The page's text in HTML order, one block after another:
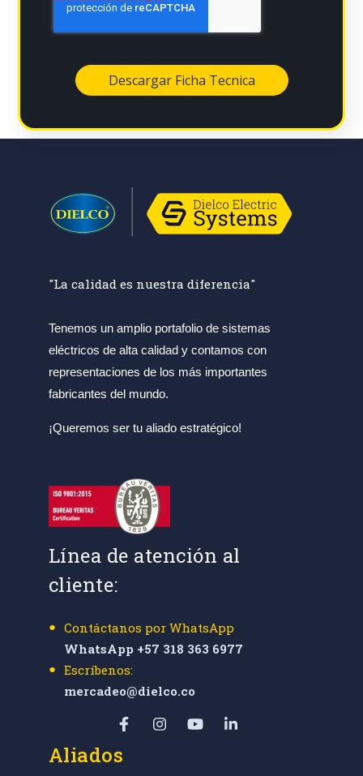
"La calidad es nuestra diferencia"
Tenemos un amplio portafolio de sistemas
eléctricos de alta calidad y contamos con
representaciones de los más importantes
fabricantes del mundo.
¡Queremos ser tu aliado estratégico!
Línea de atención al
cliente:
Contáctanos por WhatsApp
WhatsApp +57 318 363 6977
Escríbenos:
mercadeo@dielco.co
Aliados